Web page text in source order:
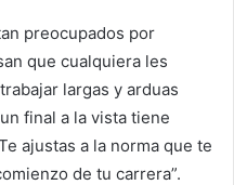
preocupados por
que cualquiera les
largas y arduas
final a la vista tiene
ajustas a la norma que te
de tu carrera”.